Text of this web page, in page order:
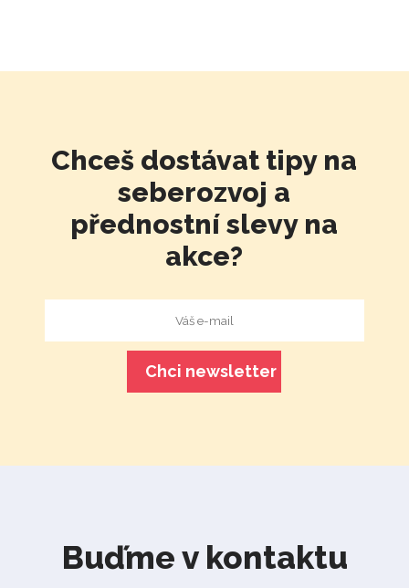
Chceš dostávat tipy na
seberozvoj a
přednostní slevy na
akce?
Buďme v kontaktu